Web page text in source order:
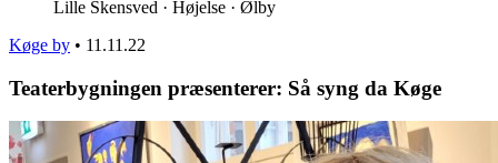
Lille Skensved · Højelse · Ølby
Køge by • 11.11.22
Teaterbygningen præsenterer: Så syng da Køge